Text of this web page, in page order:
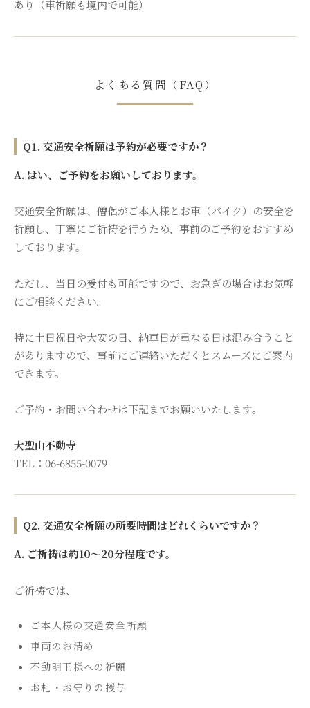
あり（車祈願も境内で可能）
よくある質問（FAQ）
Q1. 交通安全祈願は予約が必要ですか？
A. はい、ご予約をお願いしております。
交通安全祈願は、僧侶がご本人様とお車（バイク）の安全を
祈願し、丁寧にご祈祷を行うため、事前のご予約をおすすめ
しております。
ただし、当日の受付も可能ですので、お急ぎの場合はお気軽
にご相談ください。
特に土日祝日や大安の日、納車日が重なる日は混み合うこと
がありますので、事前にご連絡いただくとスムーズにご案内
できます。
ご予約・お問い合わせは下記までお願いいたします。
大聖山不動寺
TEL：06-6855-0079
Q2. 交通安全祈願の所要時間はどれくらいですか？
A. ご祈祷は約10〜20分程度です。
ご祈祷では、
ご本人様の交通安全祈願
車両のお清め
不動明王様への祈願
お札・お守りの授与